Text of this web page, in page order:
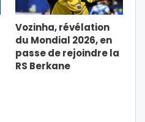
Vozinha, révélation
du Mondial 2026, en
passe de rejoindre la
RS Berkane